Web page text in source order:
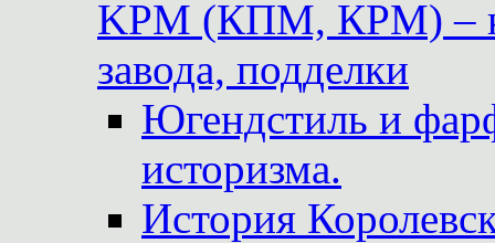
KPM (КПМ, КРМ) –
завода, подделки
Югендстиль и
историзма.
История